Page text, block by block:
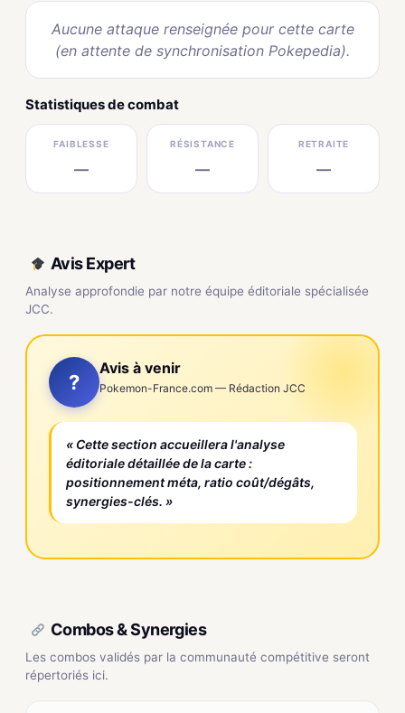
Aucune attaque renseignée pour cette carte
(en attente de synchronisation Pokepedia).
Statistiques de combat
FAIBLESSE
—
RÉSISTANCE
—
RETRAITE
—
Avis Expert
Analyse approfondie par notre équipe éditoriale spécialisée
JCC.
?
Avis à venir
Pokemon-France.com — Rédaction JCC
« Cette section accueillera l'analyse
éditoriale détaillée de la carte :
positionnement méta, ratio coût/dégâts,
synergies-clés. »
Combos & Synergies
Les combos validés par la communauté compétitive seront
répertoriés ici.